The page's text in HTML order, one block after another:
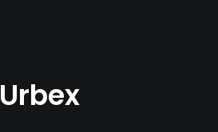
Urbex